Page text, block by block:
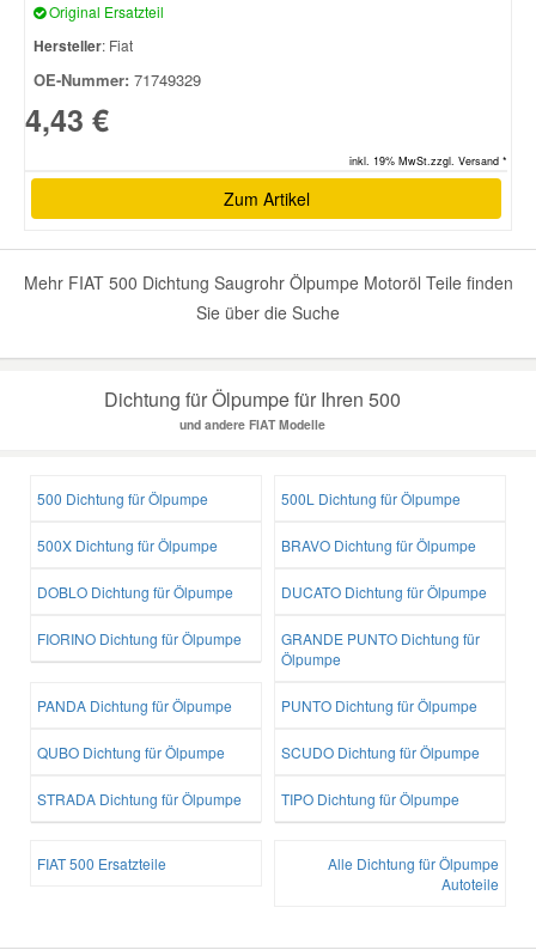
Original Ersatzteil
Hersteller: Fiat
OE-Nummer: 71749329
4,43 €
inkl. 19% MwSt.zzgl. Versand *
Zum Artikel
Mehr FIAT 500 Dichtung Saugrohr Ölpumpe Motoröl Teile finden
Sie über die Suche
Dichtung für Ölpumpe für Ihren 500
und andere FIAT Modelle
500 Dichtung für Ölpumpe 500L Dichtung für Ölpumpe
500X Dichtung für Ölpumpe BRAVO Dichtung für Ölpumpe
DOBLO Dichtung für Ölpumpe DUCATO Dichtung für Ölpumpe
FIORINO Dichtung für Ölpumpe
GRANDE PUNTO Dichtung für
Ölpumpe
PANDA Dichtung für Ölpumpe PUNTO Dichtung für Ölpumpe
QUBO Dichtung für Ölpumpe SCUDO Dichtung für Ölpumpe
STRADA Dichtung für Ölpumpe TIPO Dichtung für Ölpumpe
FIAT 500 Ersatzteile
Alle Dichtung für Ölpumpe
Autoteile
Suzuki Ersatzteile